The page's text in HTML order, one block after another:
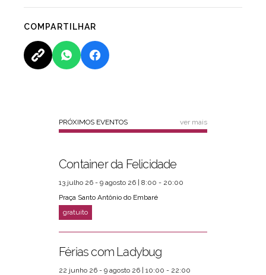
COMPARTILHAR
PRÓXIMOS EVENTOS ver mais
Container da Felicidade
13 julho 26 - 9 agosto 26 | 8:00 - 20:00
Praça Santo Antônio do Embaré
Férias com Ladybug
22 junho 26 - 9 agosto 26 | 10:00 - 22:00